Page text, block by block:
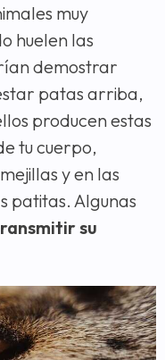
muy
huelen las
demostrar
patas arriba,
producen estas
tu cuerpo,
y en las
patitas. Algunas
su